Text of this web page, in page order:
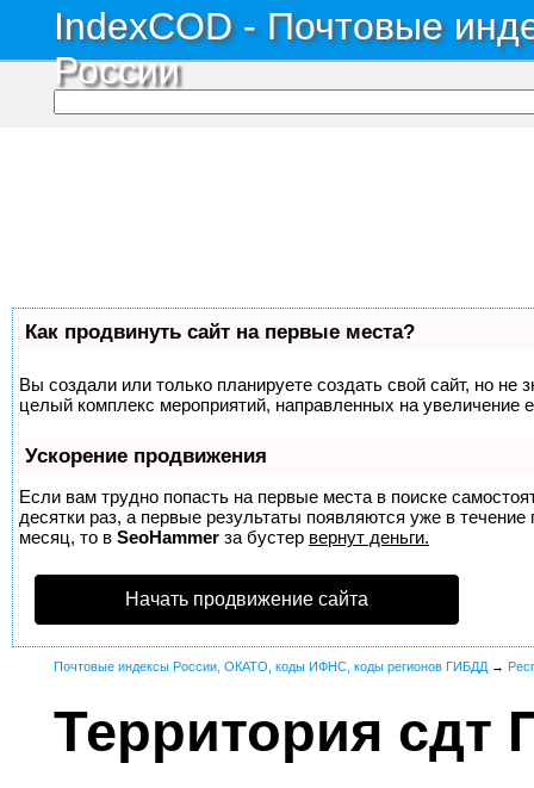
IndexCOD - Почтовые
России
Как продвинуть сайт на первые места?
Вы создали или только планируете создать свой сайт, но не
целый комплекс мероприятий, направленных на увеличение
Ускорение продвижения
Если вам трудно попасть на первые места в поиске
десятки раз, а первые результаты появляются уже в
месяц, то в SeoHammer за бустер вернут деньги.
Начать продвижение сайта
Почтовые индексы России, ОКАТО, коды ИФНС, коды регионов ГИБДД →
Территория сдт